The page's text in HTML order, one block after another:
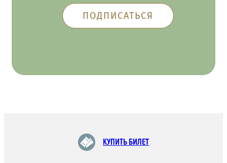
КУПИТЬ БИЛЕТ